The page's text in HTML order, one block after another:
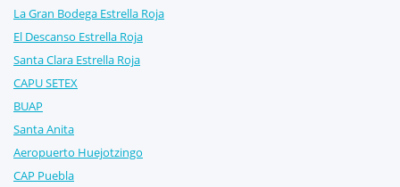
La Gran Bodega Estrella Roja
El Descanso Estrella Roja
Santa Clara Estrella Roja
CAPU SETEX
BUAP
Santa Anita
Aeropuerto Huejotzingo
CAP Puebla